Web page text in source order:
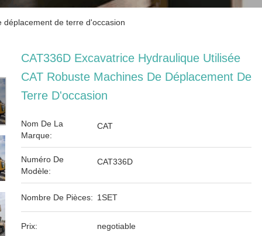
déplacement de terre d'occasion
CAT336D Excavatrice Hydraulique Utilisée
CAT Robuste Machines De Déplacement De
Terre D'occasion
Nom De La
Marque:
CAT
Numéro De
Modèle:
CAT336D
Nombre De Pièces: 1SET
Prix: negotiable